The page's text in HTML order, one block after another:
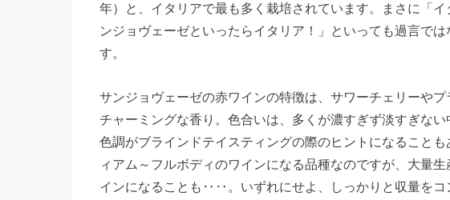
年）と、イタリアで最も多く栽培されています。まさに「
ンジョヴェーゼといったらイタリア！」といっても過言で
す。
サンジョヴェーゼの赤ワインの特徴は、サワーチェリーや
チャーミングな香り。色合いは、多くが濃すぎず淡すぎな
色調がブラインドテイスティングの際のヒントになること
ィアム～フルボディのワインになる品種なのですが、大量
インになることも‥‥。いずれにせよ、しっかりと収量をコ